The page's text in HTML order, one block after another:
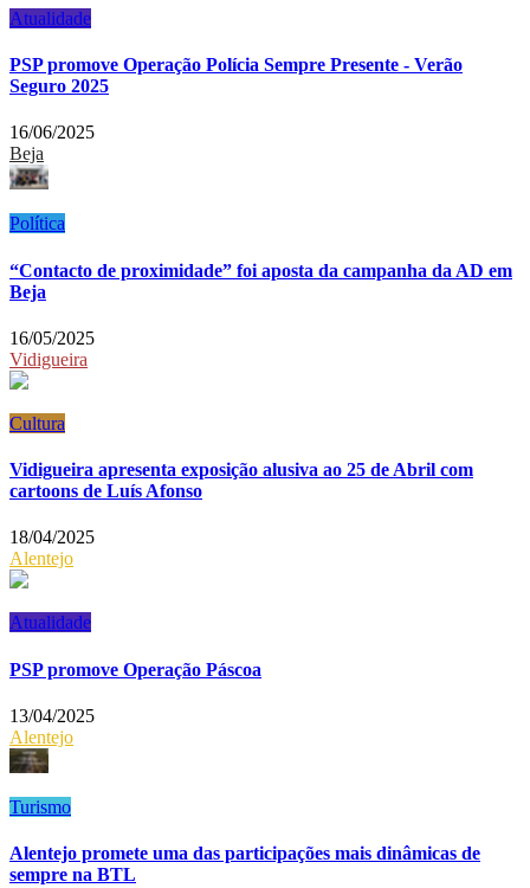
Atualidade
PSP promove Operação Polícia Sempre Presente - Verão
Seguro 2025
16/06/2025
Beja
Política
“Contacto de proximidade” foi aposta da campanha da AD em
Beja
16/05/2025
Vidigueira
Cultura
Vidigueira apresenta exposição alusiva ao 25 de Abril com
cartoons de Luís Afonso
18/04/2025
Alentejo
Atualidade
PSP promove Operação Páscoa
13/04/2025
Alentejo
Turismo
Alentejo promete uma das participações mais dinâmicas de
sempre na BTL